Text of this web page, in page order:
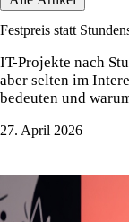
Festpreis statt
IT-Projekte nach
aber selten im
bedeuten und
27. April 2026